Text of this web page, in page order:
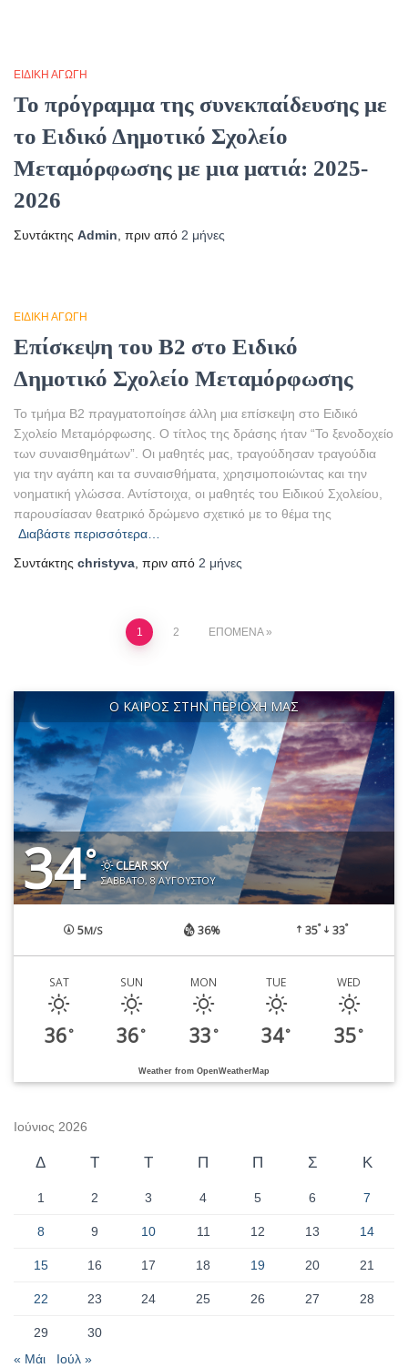
ΕΙΔΙΚΉ ΑΓΩΓΉ
Το πρόγραμμα της συνεκπαίδευσης με
το Ειδικό Δημοτικό Σχολείο
Μεταμόρφωσης με μια ματιά: 2025-
2026
Συντάκτης Admin , πριν από 2 μήνες
ΕΙΔΙΚΉ ΑΓΩΓΉ
Επίσκεψη του Β2 στο Ειδικό
Δημοτικό Σχολείο Μεταμόρφωσης
Το τμήμα Β2 πραγματοποίησε άλλη μια επίσκεψη στο Ειδικό
Σχολείο Μεταμόρφωσης. Ο τίτλος της δράσης ήταν “Το ξενοδοχείο
των συναισθημάτων”. Οι μαθητές μας, τραγούδησαν τραγούδια
για την αγάπη και τα συναισθήματα, χρησιμοποιώντας και την
νοηματική γλώσσα. Αντίστοιχα, οι μαθητές του Ειδικού Σχολείου,
παρουσίασαν θεατρικό δρώμενο σχετικό με το θέμα της
Διαβάστε περισσότερα…
Συντάκτης christyva , πριν από 2 μήνες
Σελιδοποίηση
1 2 ΕΠΌΜΕΝΑ
Ο ΚΑΙΡΌΣ ΣΤΗΝ ΠΕΡΙΟΧΉ ΜΑΣ
34° CLEAR SKY
ΣΆΒΒΑΤΟ, 8 ΑΥΓΟΎΣΤΟΥ
5M/S 36% 35° 33°
SAT
36°
SUN
36°
MON
33 °
TUE
34°
WED
35°
Weather from OpenWeatherMap
Ιούνιος 2026
Δ Τ Τ Π Π Σ Κ
1 2 3 4 5 6 7
8 9 10 11 12 13 14
15 16 17 18 19 20 21
22 23 24 25 26 27 28
29
30
« Μάι
Ιούλ »